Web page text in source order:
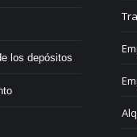
los depósitos